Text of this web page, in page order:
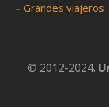
–Grandes viajeros
© 2012-2024.